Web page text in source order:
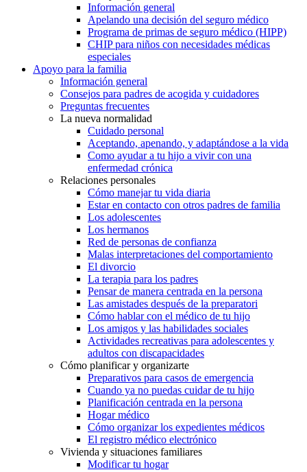
Información general
Apelando una decisión del seguro médico
Programa de primas de seguro médico (HIPP)
CHIP para niños con necesidades médicas
especiales
Apoyo para la familia
Información general
Consejos para padres de acogida y cuidadores
Preguntas frecuentes
La nueva normalidad
Cuidado personal
Aceptando, apenando, y adaptándose a la vida
Como ayudar a tu hijo a vivir con una
enfermedad crónica
Relaciones personales
Cómo manejar tu vida diaria
Estar en contacto con otros padres de familia
Los adolescentes
Los hermanos
Red de personas de confianza
Malas interpretaciones del comportamiento
El divorcio
La terapia para los padres
Pensar de manera centrada en la persona
Las amistades después de la preparatori
Cómo hablar con el médico de tu hijo
Los amigos y las habilidades sociales
Actividades recreativas para adolescentes y
adultos con discapacidades
Cómo planificar y organizarte
Preparativos para casos de emergencia
Cuando ya no puedas cuidar de tu hijo
Planificación centrada en la persona
Hogar médico
Cómo organizar los expedientes médicos
El registro médico electrónico
Vivienda y situaciones familiares
Modificar tu hogar